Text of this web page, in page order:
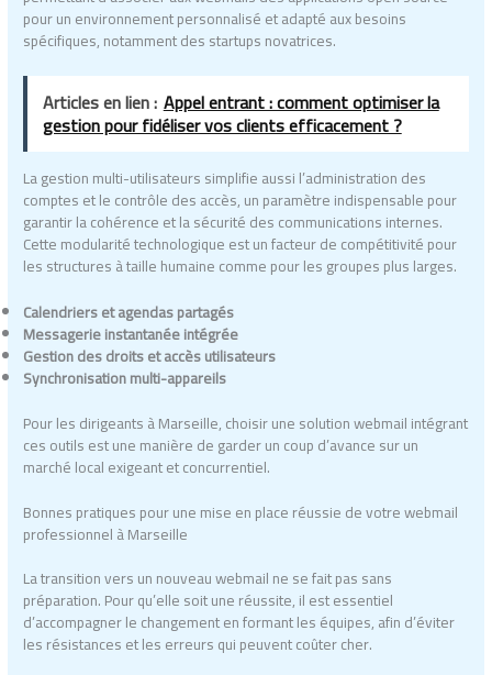
pour un environnement personnalisé et adapté aux besoins
spécifiques, notamment des startups novatrices.
Articles en lien : Appel entrant : comment optimiser la
gestion pour fidéliser vos clients efficacement ?
La gestion multi-utilisateurs simplifie aussi l’administration des
comptes et le contrôle des accès, un paramètre indispensable pour
garantir la cohérence et la sécurité des communications internes.
Cette modularité technologique est un facteur de compétitivité pour
les structures à taille humaine comme pour les groupes plus larges.
Calendriers et agendas partagés
Messagerie instantanée intégrée
Gestion des droits et accès utilisateurs
Synchronisation multi-appareils
Pour les dirigeants à Marseille, choisir une solution webmail intégrant
ces outils est une manière de garder un coup d’avance sur un
marché local exigeant et concurrentiel.
Bonnes pratiques pour une mise en place réussie de votre webmail
professionnel à Marseille
La transition vers un nouveau webmail ne se fait pas sans
préparation. Pour qu’elle soit une réussite, il est essentiel
d’accompagner le changement en formant les équipes, afin d’éviter
les résistances et les erreurs qui peuvent coûter cher.